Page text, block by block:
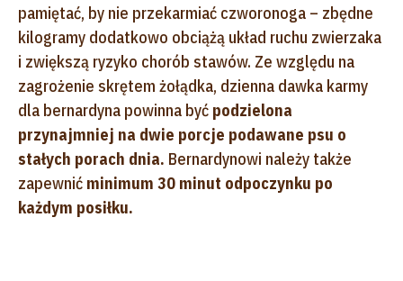
pamiętać, by nie przekarmiać czworonoga – zbędne
kilogramy dodatkowo obciążą układ ruchu zwierzaka
i zwiększą ryzyko chorób stawów. Ze względu na
zagrożenie skrętem żołądka, dzienna dawka karmy
dla bernardyna powinna być podzielona
przynajmniej na dwie porcje podawane psu o
stałych porach dnia. Bernardynowi należy także
zapewnić minimum 30 minut odpoczynku po
każdym posiłku.